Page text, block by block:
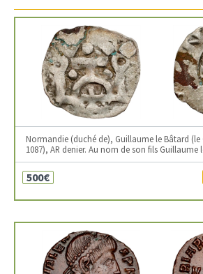
Normandie (duché de), Guillaume le Bâtard (le
1087), AR denier. Au nom de son fils Guillaume
500€